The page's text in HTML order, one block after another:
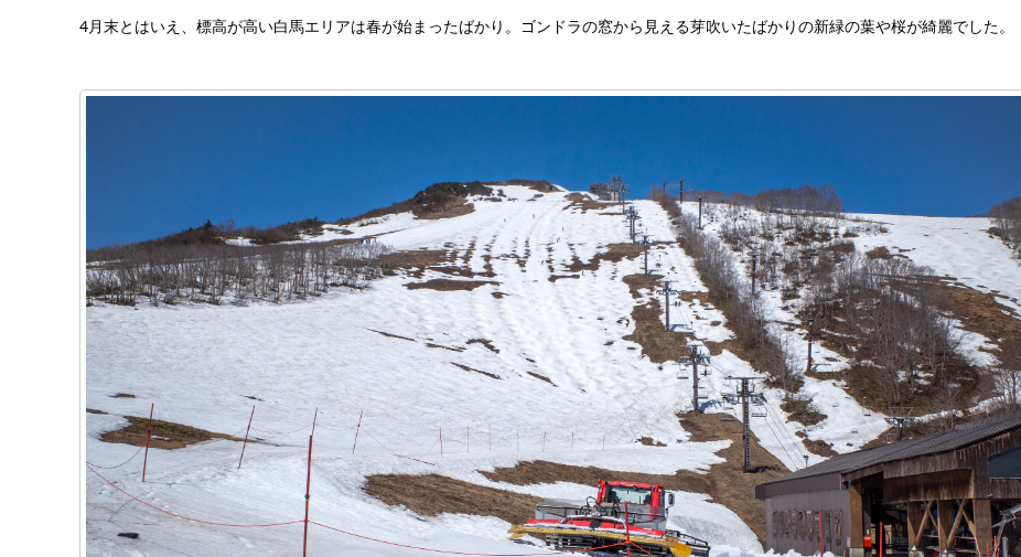
4月末とはいえ、標高が高い白馬エリアは春が始まったばかり。ゴンドラの窓から見える芽吹いたばかりの新緑の葉や桜が綺麗でした。